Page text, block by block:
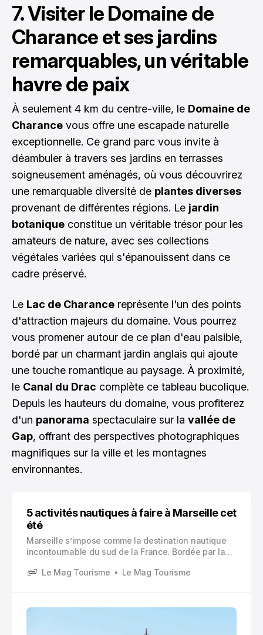
7. Visiter le Domaine de
Charance et ses jardins
remarquables, un véritable
havre de paix
À seulement 4 km du centre-ville, le Domaine de
Charance vous offre une escapade naturelle
exceptionnelle. Ce grand parc vous invite à
déambuler à travers ses jardins en terrasses
soigneusement aménagés, où vous découvrirez
une remarquable diversité de plantes diverses
provenant de différentes régions. Le jardin
botanique constitue un véritable trésor pour les
amateurs de nature, avec ses collections
végétales variées qui s'épanouissent dans ce
cadre préservé.
Le Lac de Charance représente l'un des points
d'attraction majeurs du domaine. Vous pourrez
vous promener autour de ce plan d'eau paisible,
bordé par un charmant jardin anglais qui ajoute
une touche romantique au paysage. À proximité,
le Canal du Drac complète ce tableau bucolique.
Depuis les hauteurs du domaine, vous profiterez
d'un panorama spectaculaire sur la vallée de
Gap, offrant des perspectives photographiques
magnifiques sur la ville et les montagnes
environnantes.
5 activités nautiques à faire à Marseille cet
été
Marseille s’impose comme la destination nautique
incontournable du sud de la France. Bordée par la
par an, la cité phocéenne offre un terrain de jeu
aquatiques.
Le Mag Tourisme Le Mag Tourisme